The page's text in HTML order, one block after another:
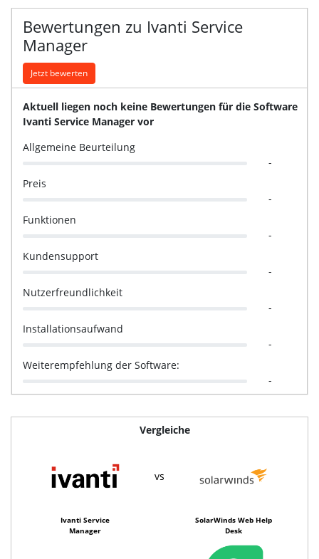
Bewertungen zu Ivanti Service
Manager
Jetzt bewerten
Aktuell liegen noch keine Bewertungen für die Software
Ivanti Service Manager vor
Allgemeine Beurteilung
-
Preis
-
Funktionen
-
Kundensupport
-
Nutzerfreundlichkeit
-
Installationsaufwand
-
Weiterempfehlung der Software:
-
Vergleiche
vs
Ivanti Service
Manager
SolarWinds Web Help
Desk